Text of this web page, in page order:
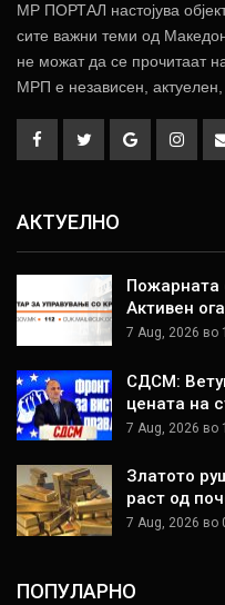
МР ПОРТАЛ настојува
сите важни теми од
не можат да се прочитаат
МРП е независен, актуелен,
АКТУЕЛНО
Пожарната
Активен
7 Aug, 2026 во
СДСМ:
цената на
7 Aug, 2026 во
Златото
раст од
7 Aug, 2026 во
ПОПУЛАРНО